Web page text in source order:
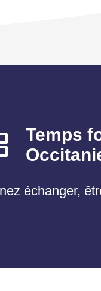
Temps
échanger,